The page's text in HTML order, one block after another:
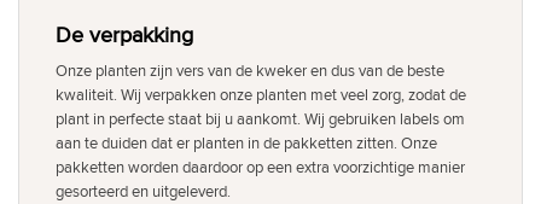
De verpakking
Onze planten zijn vers van de kweker en dus van de beste
kwaliteit. Wij verpakken onze planten met veel zorg, zodat de
plant in perfecte staat bij u aankomt. Wij gebruiken labels om
aan te duiden dat er planten in de pakketten zitten. Onze
pakketten worden daardoor op een extra voorzichtige manier
gesorteerd en uitgeleverd.